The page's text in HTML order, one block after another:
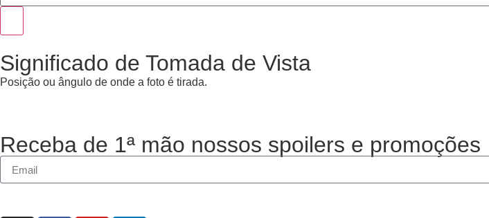
Significado de Tomada de Vista
Posição ou ângulo de onde a foto é tirada.
Receba de 1ª mão nossos spoilers e promoções